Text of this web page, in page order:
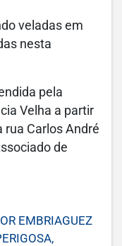
veladas em
nesta
pela
Velha a partir
rua Carlos André
de
EMBRIAGUEZ